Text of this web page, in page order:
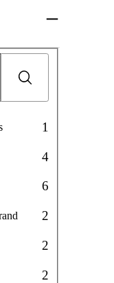
Zoeken
1
4
6
2
2
2